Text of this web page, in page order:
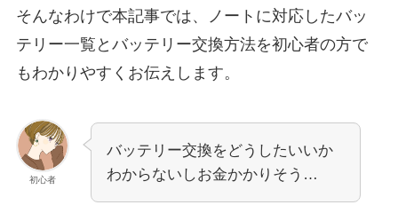
そんなわけで本記事では、ノートに対応したバッ
テリー一覧とバッテリー交換方法を初心者の方で
もわかりやすくお伝えします。
初心者
バッテリー交換をどうしたいいか
わからないしお金かかりそう…